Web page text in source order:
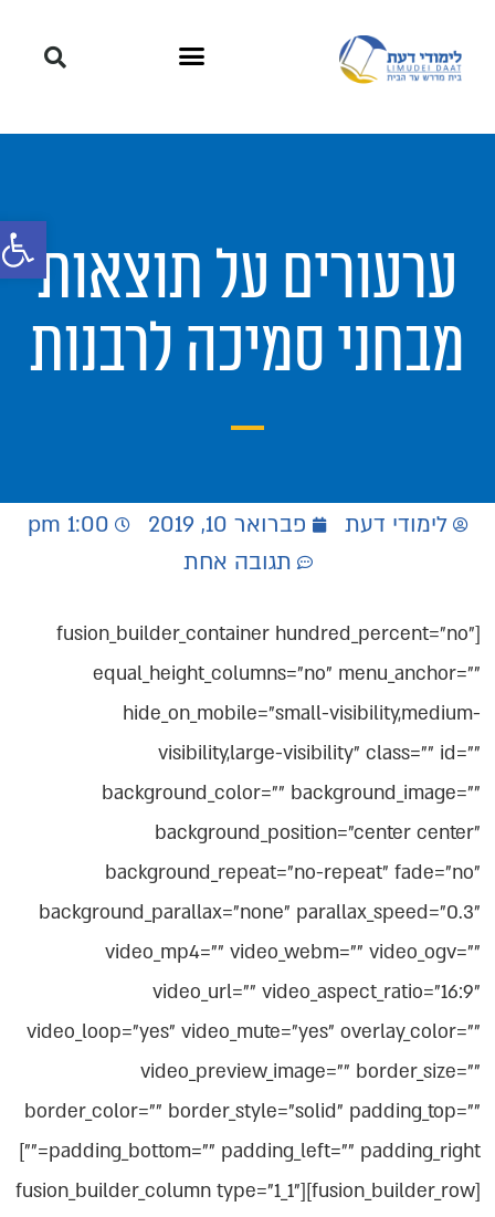
פתח
ערעורים על תוצאות
מבחני סמיכה לרבנות
לימודי דעת פברואר 10, 2019
1:00 pm
תגובה אחת
[fusion_builder_container hundred_percent="no"
equal_height_columns="no" menu_anchor=""
hide_on_mobile="small-visibility,medium-
visibility,large-visibility" class="" id=""
background_color="" background_image=""
background_position="center center"
background_repeat="no-repeat" fade="no"
background_parallax="none" parallax_speed="0.3"
video_mp4="" video_webm="" video_ogv=""
video_url="" video_aspect_ratio="16:9"
video_loop="yes" video_mute="yes" overlay_color=""
video_preview_image="" border_size=""
border_color="" border_style="solid" padding_top=""
padding_bottom="" padding_left="" padding_right=""]
[fusion_builder_row][fusion_builder_column type="1_1"